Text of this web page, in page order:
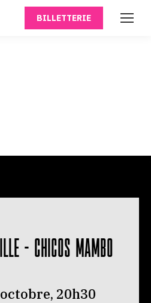
BILLETTERIE
– CHICOS MAMBO
20h30